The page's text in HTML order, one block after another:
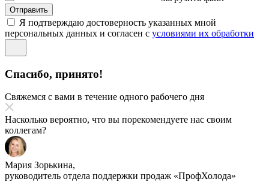
Отправить
Я подтверждаю достоверность указанных мной
персональных данных и согласен с условиями их обработки
Спасибо, принято!
Свяжемся с вами в течение одного рабочего дня
Насколько вероятно, что вы порекомендуете нас своим
коллегам?
Мария Зорькина,
руководитель отдела поддержки продаж «ПрофХолода»